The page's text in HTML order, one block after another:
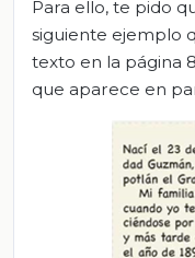
Para ello, te pido
siguiente ejemplo
texto en la página
que aparece en